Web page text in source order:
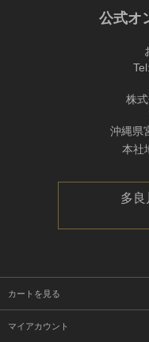
公式オ
Tel:
株
沖縄県
本社
多良
カートを見る
マイアカウント